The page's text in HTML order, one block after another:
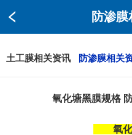
防渗
土工膜相关资讯 防渗膜相关
氧化塘黑膜规格
氧化